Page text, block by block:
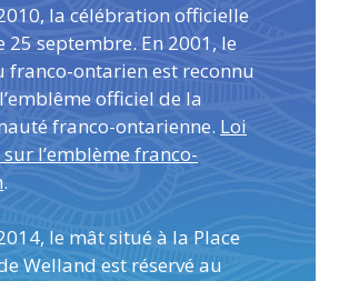
la célébration officielle
25 septembre. En 2001, le
franco-ontarien est reconnu
officiel de la
franco-ontarienne. Loi
l’emblème franco-
.
le mât situé à la Place
Welland est réservé au